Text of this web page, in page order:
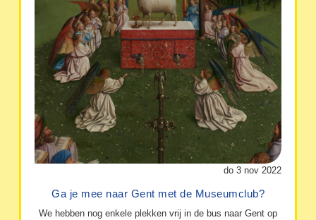
do 3 nov 2022
Ga je mee naar Gent met de Museumclub?
We hebben nog enkele plekken vrij in de bus naar Gent op